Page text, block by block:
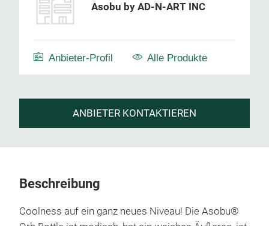
Asobu by AD-N-ART INC
Anbieter-Profil Alle Produkte
ANBIETER KONTAKTIEREN
Beschreibung
Coolness auf ein ganz neues Niveau! Die Asobu®